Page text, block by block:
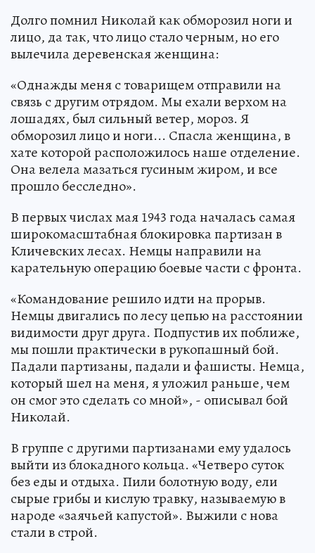
Долго помнил Николай как обморозил ноги и
лицо, да так, что лицо стало черным, но его
вылечила деревенская женщина:
«Однажды меня с товарищем отправили на
связь с другим отрядом. Мы ехали верхом на
лошадях, был сильный ветер, мороз. Я
обморозил лицо и ноги... Спасла женщина, в
хате которой расположилось наше отделение.
Она велела мазаться гусиным жиром, и все
прошло бесследно».
В первых числах мая 1943 года началась самая
широкомасштабная блокировка партизан в
Кличевских лесах. Немцы направили на
карательную операцию боевые части с фронта.
«Командование решило идти на прорыв.
Немцы двигались по лесу цепью на расстоянии
видимости друг друга. Подпустив их поближе,
мы пошли практически в рукопашный бой.
Падали партизаны, падали и фашисты. Немца,
который шел на меня, я уложил раньше, чем
он смог это сделать со мной», - описывал бой
Николай.
В группе с другими партизанами ему удалось
выйти из блокадного кольца. «Четверо суток
без еды и отдыха. Пили болотную воду, ели
сырые грибы и кислую травку, называемую в
народе «заячьей капустой». Выжили с нова
стали в строй.